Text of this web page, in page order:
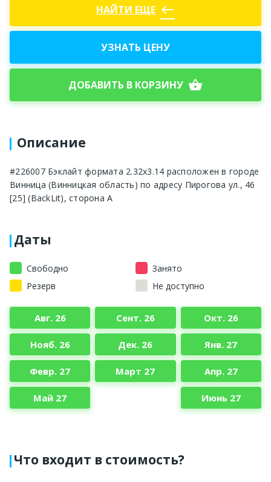
НАЙТИ ЕЩЕ west
УЗНАТЬ ЦЕНУ
ДОБАВИТЬ В КОРЗИНУ shopping_basket
Описание
#226007 Бэклайт формата 2.32x3.14 расположен в городе
Винница (Винницкая область) по адресу Пирогова ул., 46
[25] (BackLit), сторона A
Даты
Свободно
Занято
Резерв
Не доступно
Авг. 26 Сент. 26 Окт. 26
Нояб. 26 Дек. 26 Янв. 27
Февр. 27 Март 27 Апр. 27
Май 27 Июнь 27
Что входит в стоимость?